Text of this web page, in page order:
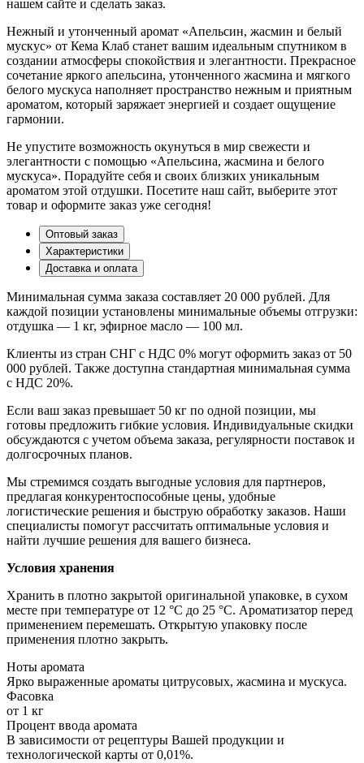
нашем сайте и сделать заказ.
Нежный и утонченный аромат «Апельсин, жасмин и белый
мускус» от Кема Клаб станет вашим идеальным спутником в
создании атмосферы спокойствия и элегантности. Прекрасное
сочетание яркого апельсина, утонченного жасмина и мягкого
белого мускуса наполняет пространство нежным и приятным
ароматом, который заряжает энергией и создает ощущение
гармонии.
Не упустите возможность окунуться в мир свежести и
элегантности с помощью «Апельсина, жасмина и белого
мускуса». Порадуйте себя и своих близких уникальным
ароматом этой отдушки. Посетите наш сайт, выберите этот
товар и оформите заказ уже сегодня!
Оптовый заказ
Характеристики
Доставка и оплата
Минимальная сумма заказа составляет 20 000 рублей. Для
каждой позиции установлены минимальные объемы отгрузки:
отдушка — 1 кг, эфирное масло — 100 мл.
Клиенты из стран СНГ с НДС 0% могут оформить заказ от 50
000 рублей. Также доступна стандартная минимальная сумма
с НДС 20%.
Если ваш заказ превышает 50 кг по одной позиции, мы
готовы предложить гибкие условия. Индивидуальные скидки
обсуждаются с учетом объема заказа, регулярности поставок и
долгосрочных планов.
Мы стремимся создать выгодные условия для партнеров,
предлагая конкурентоспособные цены, удобные
логистические решения и быструю обработку заказов. Наши
специалисты помогут рассчитать оптимальные условия и
найти лучшие решения для вашего бизнеса.
Условия хранения
Хранить в плотно закрытой оригинальной упаковке, в сухом
месте при температуре от 12 °C до 25 °C. Ароматизатор перед
применением перемешать. Открытую упаковку после
применения плотно закрыть.
Ноты аромата
Ярко выраженные ароматы цитрусовых, жасмина и мускуса.
Фасовка
от 1 кг
Процент ввода аромата
В зависимости от рецептуры Вашей продукции и
технологической карты от 0,01%.